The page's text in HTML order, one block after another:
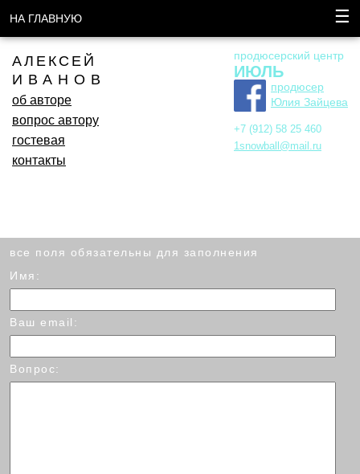
НА ГЛАВНУЮ ☰
АЛЕКСЕЙ
ИВАНОВ
об авторе
вопрос автору
гостевая
контакты
продюсерский центр
ИЮЛЬ
продюсер
Юлия Зайцева
+7 (912) 58 25 460
1snowball@mail.ru
все поля обязательны для заполнения
Имя:
Ваш email:
Вопрос: